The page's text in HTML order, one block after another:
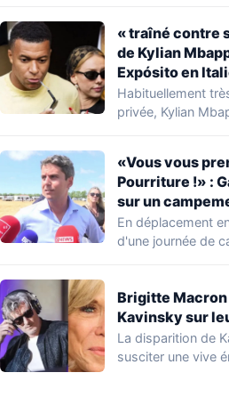
« traîné contre
de Kylian
Expósito en
Habituellement
privée, Kylian
«Vous vous
Pourriture !» :
sur un
du voyage
En déplacement
d'une journée de
Brigitte
Kavinsky sur
La disparition de
susciter une vive